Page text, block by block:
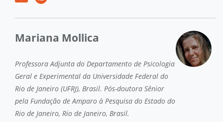
Mariana Mollica
Professora Adjunta do Departamento de Psicologia
Geral e Experimental da Universidade Federal do
Rio de Janeiro (UFRJ), Brasil. Pós-doutora Sênior
pela Fundação de Amparo à Pesquisa do Estado do
Rio de Janeiro, Rio de Janeiro, Brasil.